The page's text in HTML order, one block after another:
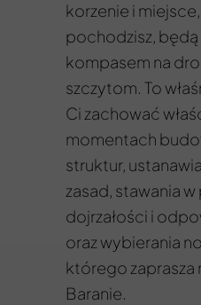
korzenie i
pochodzisz,
kompasem na
szczytom. To
Ci zachować
momentach
struktur,
zasad, stawania w
dojrzałości i
oraz wybierania
którego zaprasza
Baranie.